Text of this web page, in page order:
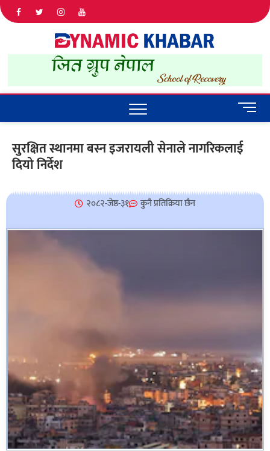
IN NEPAL
M
e
u
n
सुरक्षित स्थानमा बस्न इजरायली सेनाले नागरिकलाई
दियो निर्देश
२०८२-जेष्ठ-३१ कुनै प्रतिक्रिया छैन